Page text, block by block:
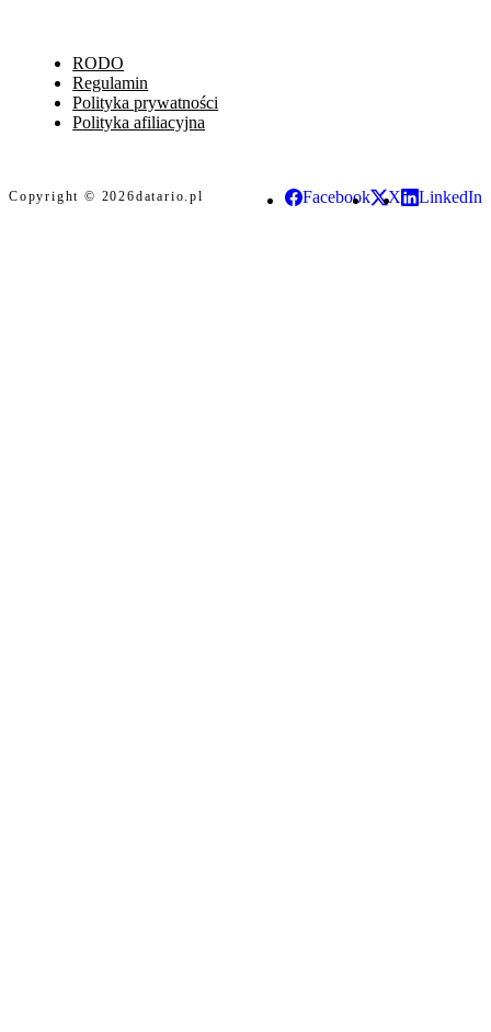
RODO
Regulamin
Polityka prywatności
Polityka afiliacyjna
Copyright © 2026datario.pl Facebook X LinkedIn